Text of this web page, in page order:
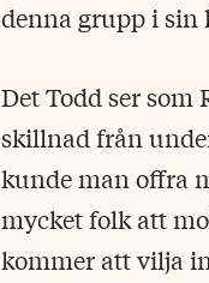
denna grupp i sin
Det Todd ser
skillnad från
kunde man offra
mycket folk att
kommer att vilja